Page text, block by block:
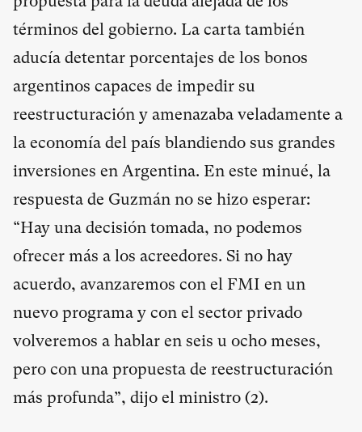
términos del gobierno. La carta también
aducía detentar porcentajes de los bonos
argentinos capaces de impedir su
reestructuración y amenazaba veladamente a
la economía del país blandiendo sus grandes
inversiones en Argentina. En este minué, la
respuesta de Guzmán no se hizo esperar:
“Hay una decisión tomada, no podemos
ofrecer más a los acreedores. Si no hay
acuerdo, avanzaremos con el FMI en un
nuevo programa y con el sector privado
volveremos a hablar en seis u ocho meses,
pero con una propuesta de reestructuración
más profunda”, dijo el ministro (2).